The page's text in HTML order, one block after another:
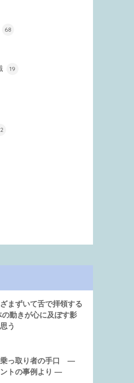
68
19
まずいて舌で拝領する
の動きが心に及ぼす影
う
乗っ取り者の手口 ―
トの事例より ―